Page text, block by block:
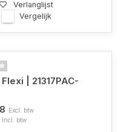
Verlanglijst
Vergelijk
| 21317PAC-
Excl. btw
Incl. btw